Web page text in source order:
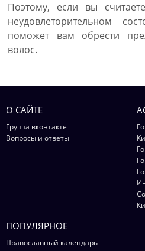
Поэтому, если вы
неудовлеторительном
поможет вам обрести
волос.
О САЙТЕ
Группа вконтакте
Вопросы и ответы
ПОПУЛЯРНОЕ
Православный календарь